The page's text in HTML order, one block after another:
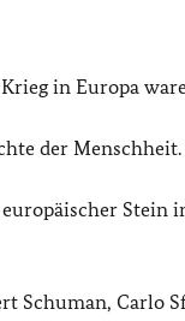
in Europa
der Menschheit.
Stein
Schuman, Carlo